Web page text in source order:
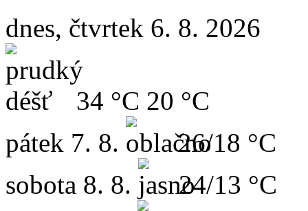
dnes, čtvrtek 6. 8. 2026
34 °C 20 °C
pátek 7. 8.
26/18 °C
sobota 8. 8.
24/13 °C